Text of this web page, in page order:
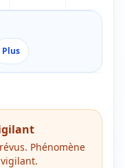
Plus
Phénomène